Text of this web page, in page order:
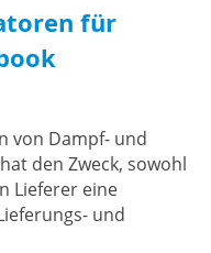
für
von Dampf- und
den Zweck, sowohl
Lieferer eine
und